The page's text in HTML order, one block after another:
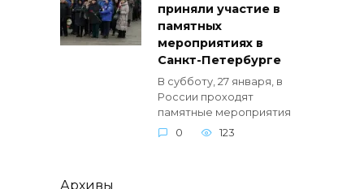
приняли участие в
памятных
мероприятиях в
Санкт-Петербурге
В субботу, 27 января, в
России проходят
памятные мероприятия
0
123
Архивы